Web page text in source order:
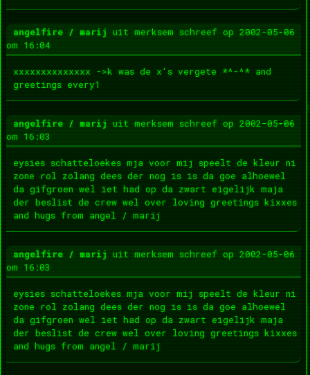
angelfire / marij uit merksem schreef op 2002-05-06
om 16:04
xxxxxxxxxxxxxx ->k was de x's vergete *^-^* and
greetings every1
...
angelfire / marij uit merksem schreef op 2002-05-06
om 16:03
eysies schatteloekes mja voor mij speelt de kleur ni
zone rol zolang dees der nog is is da goe alhoewel
da gifgroen wel iet had op da zwart eigelijk maja
der beslist de crew wel over loving greetings kixxes
and hugs from angel / marij
...
angelfire / marij uit merksem schreef op 2002-05-06
om 16:03
eysies schatteloekes mja voor mij speelt de kleur ni
zone rol zolang dees der nog is is da goe alhoewel
da gifgroen wel iet had op da zwart eigelijk maja
der beslist de crew wel over loving greetings kixxes
and hugs from angel / marij
...